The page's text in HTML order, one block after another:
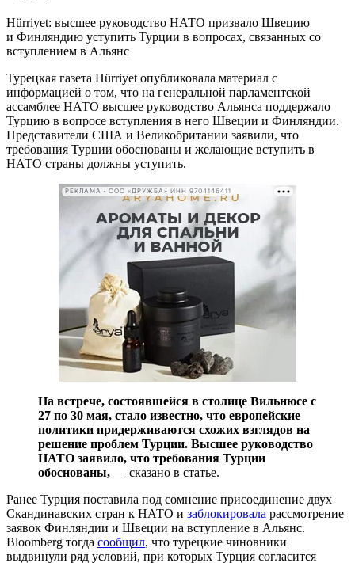
Hürriyet: высшее руководство НАТО призвало Швецию
и Финляндию уступить Турции в вопросах, связанных со
вступлением в Альянс
Турецкая газета Hürriyet опубликовала материал с
информацией о том, что на генеральной парламентской
ассамблее НАТО высшее руководство Альянса поддержало
Турцию в вопросе вступления в него Швеции и Финляндии.
Представители США и Великобритании заявили, что
требования Турции обоснованы и желающие вступить в
НАТО страны должны уступить.
РЕКЛАМА • ООО «ДРУЖБА» ИНН 9704146411
На встрече, состоявшейся в столице Вильнюсе с
27 по 30 мая, стало известно, что европейские
политики придерживаются схожих взглядов на
решение проблем Турции. Высшее руководство
НАТО заявило, что требования Турции
обоснованы, — сказано в статье.
Ранее Турция поставила под сомнение присоединение двух
Скандинавских стран к НАТО и заблокировала рассмотрение
заявок Финляндии и Швеции на вступление в Альянс.
Bloomberg тогда сообщил, что турецкие чиновники
выдвинули ряд условий, при которых Турция согласится